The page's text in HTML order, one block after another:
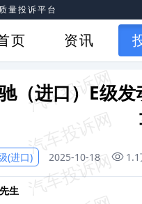
量投诉平台
页 资讯
（进口）E级
(进口) 2025-10-18
先生